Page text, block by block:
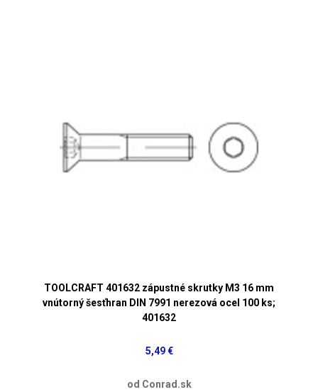
TOOLCRAFT 401632 zápustné skrutky M3 16 mm
vnútorný šesťhran DIN 7991 nerezová ocel 100 ks;
401632
5,49 €
od Conrad.sk